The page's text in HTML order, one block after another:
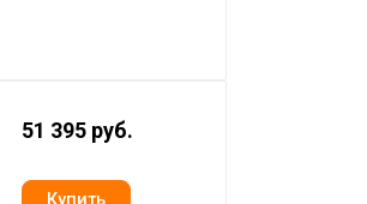
51 395 руб.